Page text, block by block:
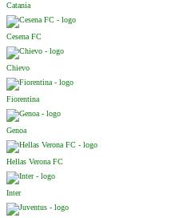
Catania
Cesena FC
Chievo
Fiorentina
Genoa
Hellas Verona FC
Inter